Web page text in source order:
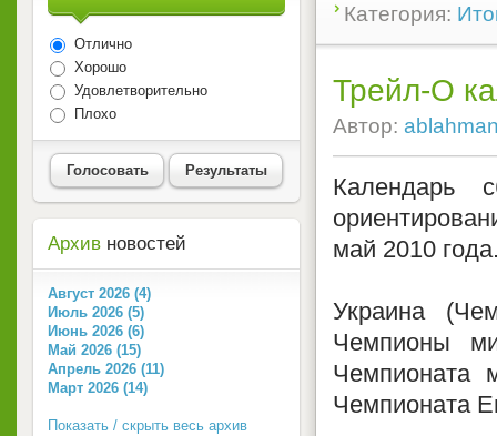
Категория:
Трейл-О
Автор:
Календарь
май 2010
Украина
Чемпионы
Чемпионата
Чемпионата
Отлично
Хорошо
Удовлетворительно
Плохо
Голосовать Результаты
Архив новостей
Август 2026 (4)
Июль 2026 (5)
Июнь 2026 (6)
Май 2026 (15)
Апрель 2026 (11)
Март 2026 (14)
Показать / скрыть весь архив